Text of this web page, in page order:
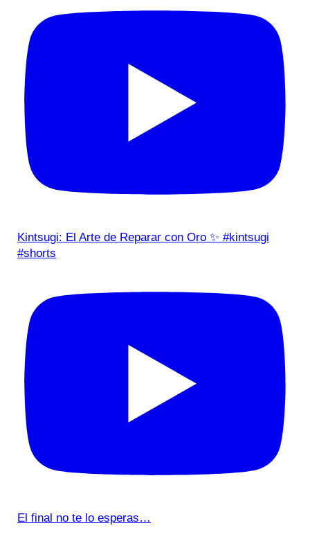
Kintsugi: El Arte de Reparar con Oro ✨ #kintsugi
#shorts
El final no te lo esperas…